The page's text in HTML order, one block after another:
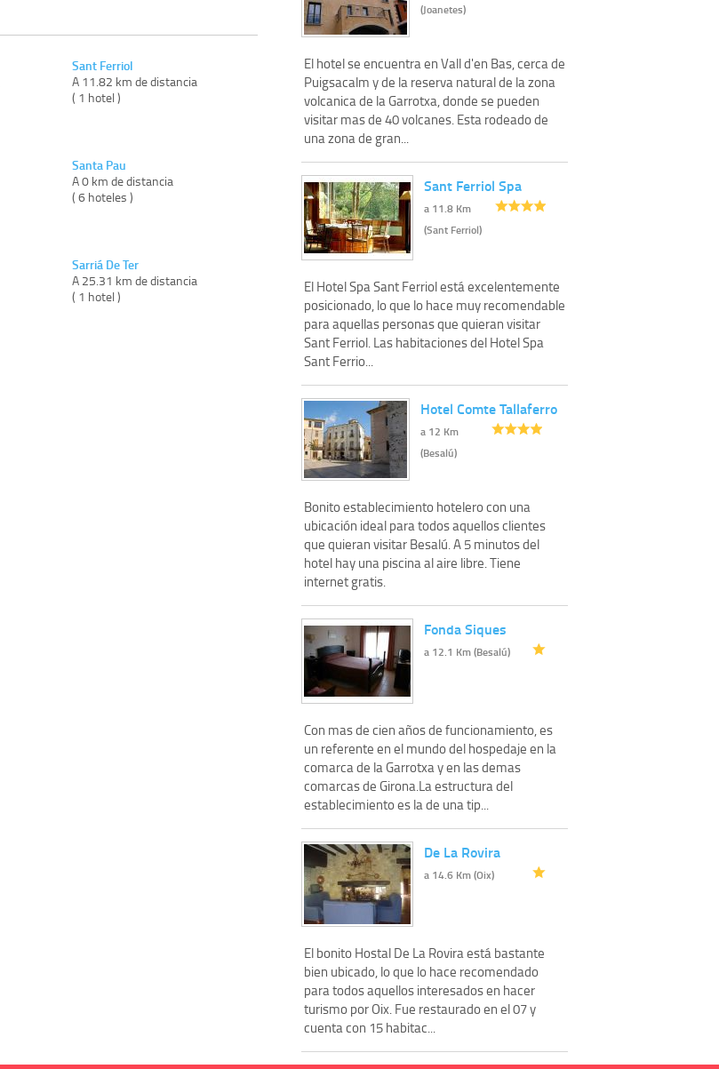
Sant Ferriol
A 11.82 km de distancia
( 1 hotel )
Santa Pau
A 0 km de distancia
( 6 hoteles )
Sarriá De Ter
A 25.31 km de distancia
( 1 hotel )
(Joanetes)
El hotel se encuentra en Vall d'en Bas, cerca de
Puigsacalm y de la reserva natural de la zona
volcanica de la Garrotxa, donde se pueden
visitar mas de 40 volcanes. Esta rodeado de
una zona de gran...
Sant Ferriol Spa
a 11.8 Km
(Sant Ferriol)
El Hotel Spa Sant Ferriol está excelentemente
posicionado, lo que lo hace muy recomendable
para aquellas personas que quieran visitar
Sant Ferriol. Las habitaciones del Hotel Spa
Sant Ferrio...
Hotel Comte Tallaferro
a 12 Km
(Besalú)
Bonito establecimiento hotelero con una
ubicación ideal para todos aquellos clientes
que quieran visitar Besalú. A 5 minutos del
hotel hay una piscina al aire libre. Tiene
internet gratis.
Fonda Siques
a 12.1 Km (Besalú)
Con mas de cien años de funcionamiento, es
un referente en el mundo del hospedaje en la
comarca de la Garrotxa y en las demas
comarcas de Girona.La estructura del
establecimiento es la de una tip...
De La Rovira
a 14.6 Km (Oix)
El bonito Hostal De La Rovira está bastante
bien ubicado, lo que lo hace recomendado
para todos aquellos interesados en hacer
turismo por Oix. Fue restaurado en el 07 y
cuenta con 15 habitac...